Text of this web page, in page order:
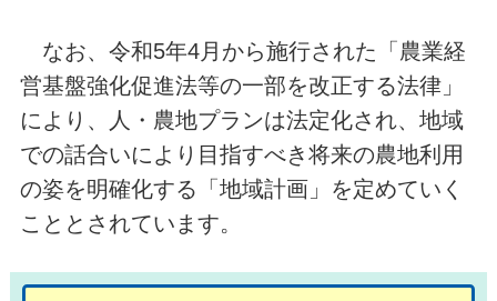
なお、令和5年4月から施行された「農業経
営基盤強化促進法等の一部を改正する法律」
により、人・農地プランは法定化され、地域
での話合いにより目指すべき将来の農地利用
の姿を明確化する「地域計画」を定めていく
こととされています。